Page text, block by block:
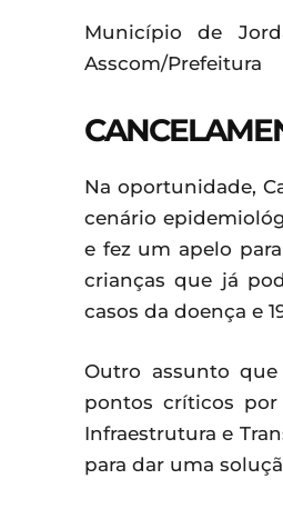
Município de
Asscom/Prefeitura
Na oportunidade,
cenário
e fez um apelo
crianças que já
casos da doença e
Outro assunto
pontos críticos
Infraestrutura e
para dar uma